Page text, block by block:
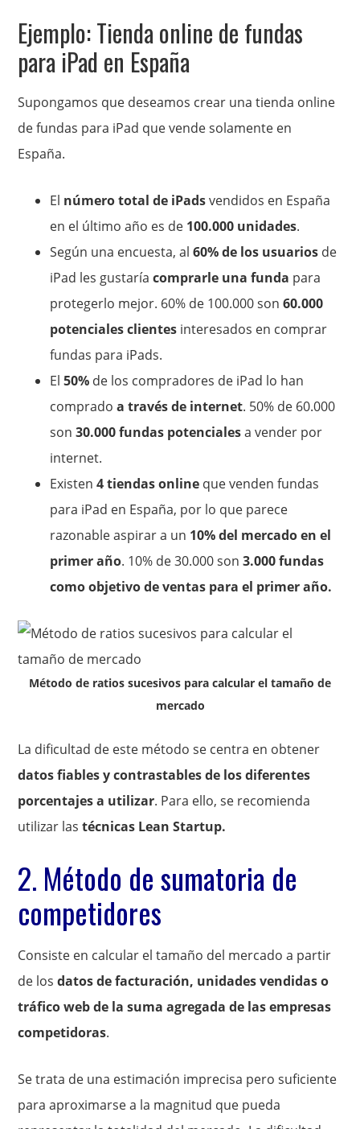
Ejemplo: Tienda online de fundas
para iPad en España
Supongamos que deseamos crear una tienda online
de fundas para iPad que vende solamente en
España.
El número total de iPadsvendidos en España
en el último año es de 100.000 unidades.
Según una encuesta, al60% de los usuarios de
iPad les gustaríacomprarle una funda para
protegerlo mejor. 60% de 100.000 son60.000
potenciales clientes interesados en comprar
fundas para iPads.
El50% de los compradores de iPad lo han
compradoa través de internet. 50% de 60.000
son30.000 fundas potencialesa vender por
internet.
Existen4 tiendas online que venden fundas
para iPad en España, por lo que parece
razonable aspirar a un 10% del mercado en el
primer año. 10% de 30.000 son3.000 fundas
como objetivo de ventas para el primer año.
Método de ratios sucesivos para calcular el tamaño de
mercado
La dificultad de este método se centra en obtener
datos fiables y contrastables de los diferentes
porcentajes a utilizar. Para ello, se recomienda
utilizar lastécnicas Lean Startup.
2. Método de sumatoria de
competidores
Consiste en calcular el tamaño del mercado a partir
de losdatos de facturación, unidades vendidas o
tráfico web de la suma agregada de las empresas
competidoras.
Se trata de una estimación imprecisa pero suficiente
para aproximarse a la magnitud que pueda